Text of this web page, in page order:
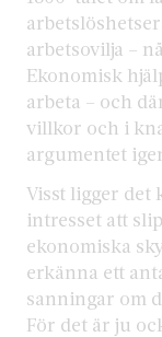
arbetsovilja –
Ekonomisk
arbeta – och
villkor och i
argumentet
Visst ligger det
intresset att
ekonomiska
erkänna ett
sanningar om
För det är ju